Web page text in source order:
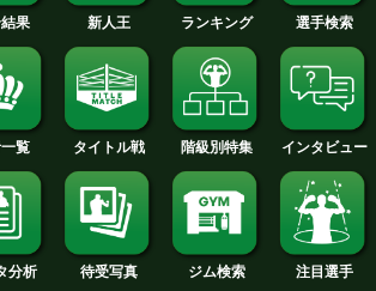
人 選手名鑑へ
クノ 選手名鑑へ
ーミドル級+PLUS